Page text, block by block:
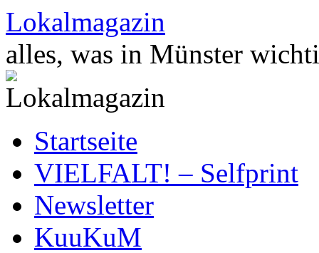
Zum
Inhalt
springen
Lokalmagazin
alles, was in Münster
Startseite
VIELFALT! – Selfprint
Newsletter
KuuKuM